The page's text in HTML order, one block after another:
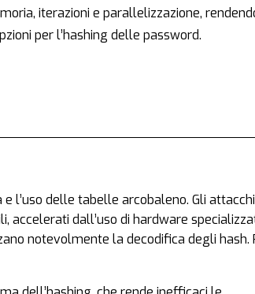
iterazioni e parallelizzazione,
per l’hashing delle password.
l’uso delle tabelle arcobaleno. Gli attacchi
dall’uso di hardware
notevolmente la decodifica degli hash.